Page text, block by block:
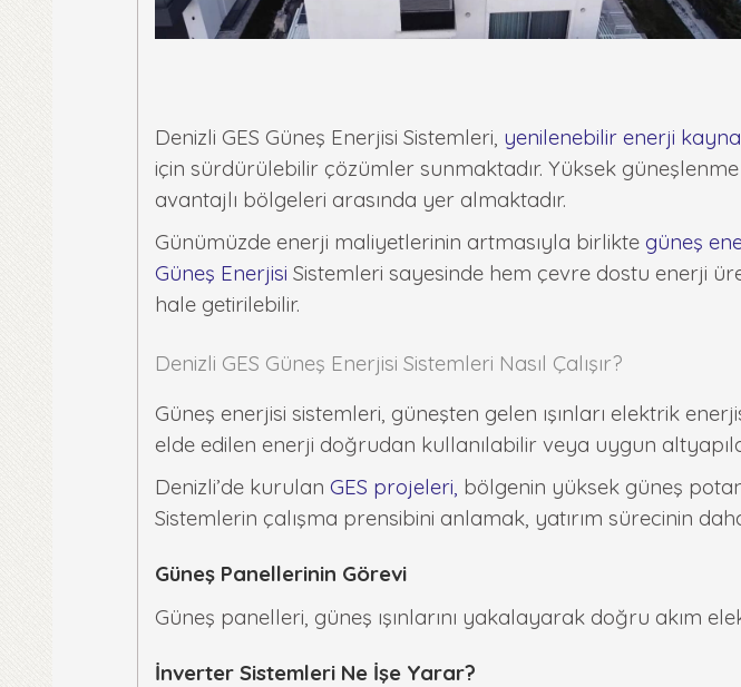
Denizli GES Güneş Enerjisi Sistemleri, yenilenebilir enerji
için sürdürülebilir çözümler sunmaktadır. Yüksek güneşlenme
avantajlı bölgeleri arasında yer almaktadır.
Günümüzde enerji maliyetlerinin artmasıyla birlikte güneş
Güneş Enerjisi Sistemleri sayesinde hem çevre dostu enerji
hale getirilebilir.
Denizli GES Güneş Enerjisi Sistemleri Nasıl Çalışır?
Güneş enerjisi sistemleri, güneşten gelen ışınları elektrik
elde edilen enerji doğrudan kullanılabilir veya uygun
Denizli’de kurulan GES projeleri, bölgenin yüksek güneş
Sistemlerin çalışma prensibini anlamak, yatırım sürecinin
Güneş Panellerinin Görevi
Güneş panelleri, güneş ışınlarını yakalayarak doğru akım
İnverter Sistemleri Ne İşe Yarar?